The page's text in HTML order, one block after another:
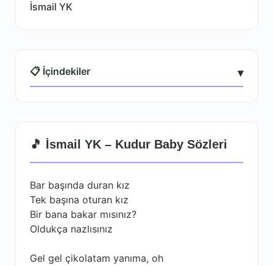
İsmail YK
📋 İçindekiler ▾
🎵 İsmail YK – Kudur Baby Sözleri
Bar başında duran kız
Tek başına oturan kız
Bir bana bakar mısınız?
Oldukça nazlısınız
Gel gel çikolatam yanıma, oh